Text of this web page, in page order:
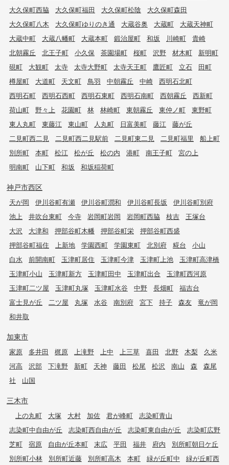
大久保町西脇
大久保町福田 大久保町松陰
大久保町森田
大久保町八木
大久保町ゆりのき通 大蔵谷奥 大蔵町
大蔵天神町
大蔵中町
大蔵八幡町 大蔵本町 鍛治屋町 和坂 川崎町
貴崎
北朝霧丘
北王子町 小久保 茶園場町 桜町 沢野 材木町
新明町
硯町
大観町 太寺 太寺大野町 太寺天王町 鷹匠町 立石
田町
樽屋町
大道町 天文町 鳥羽 中朝霧丘 中崎
西明石北町
西明石町
西明石西町 西明石東町 西明石南町 西朝霧丘
西新町
荷山町
野々上 花園町 林 林崎町 東朝霧丘 東仲ノ町
東野町
東人丸町
東藤江 東山町 人丸町 日富美町 藤江
藤が丘
二見町西二見
二見町西二見駅前 二見町東二見 二見町福里
船上町
別所町
本町 松江 松が丘 松の内 港町 南王子町
宮の上
明南町
山下町 和坂 和坂稲荷町
神戸市西区
天が岡 伊川谷町有瀬 伊川谷町潤和 伊川谷町長坂
伊川谷町別府
池上
井吹台東町 今寺 岩岡町岩岡 岩岡町西脇 枝吉
王塚台
大沢
大津和 押部谷町木幡 押部谷町栄
押部谷町西盛
押部谷町福住
上新地 学園西町 学園東町 北別府 糀台
小山
白水
前開南町 玉津町居住 玉津町今津 玉津町上池
玉津町高津橋
玉津町小山
玉津町新方 玉津町田中 玉津町出合
玉津町西河原
玉津町二ツ屋
玉津町丸塚 玉津町水谷 中野 長畑町
福吉台
富士見が丘
二ツ屋 丸塚 水谷 南別府 宮下 持子 森友
竜が岡
和井取
加東市
家原 多井田 梶原 上滝野 上中 上三草 喜田 北野 木梨
久米
河高
沢部 下滝野 新町 天神 藤田 松尾 松沢 南山 森
森尾
社
山国
三木市
上の丸町 大塚 大村 加佐 君が峰町
志染町青山
志染町中自由が丘
志染町西自由が丘 志染町東自由が丘
志染町広野
芝町
宿原 自由が丘本町 末広 平田 福井 府内
別所町朝日ケ丘
別所町小林
別所町近藤 別所町高木 本町 緑が丘町中
緑が丘町西